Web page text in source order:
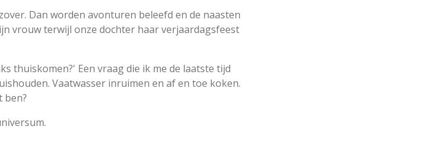
Dan worden avonturen beleefd en de naasten
vrouw terwijl onze dochter haar verjaardagsfeest
thuiskomen?' Een vraag die ik me de laatste tijd
Vaatwasser inruimen en af en toe koken.
ben?